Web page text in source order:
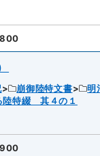
崩御陸特文書 明
陸特綴 其４の１